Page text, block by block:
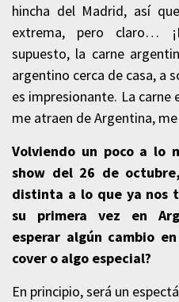
hincha del Madrid, así
extrema, pero claro…
supuesto, la carne
argentino cerca de casa, a
es impresionante. La carne
me atraen de Argentina,
Volviendo un poco a lo
show del 26 de
distinta a lo que ya nos
su primera vez en
esperar algún cambio
cover o algo especial?
En principio, será un